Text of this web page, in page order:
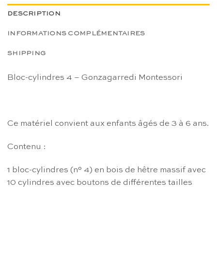
DESCRIPTION
INFORMATIONS COMPLÉMENTAIRES
SHIPPING
Bloc-cylindres 4 – Gonzagarredi Montessori
Ce matériel convient aux enfants âgés de 3 à 6 ans.
Contenu :
1 bloc-cylindres (n° 4) en bois de hêtre massif avec
10 cylindres avec boutons de différentes tailles